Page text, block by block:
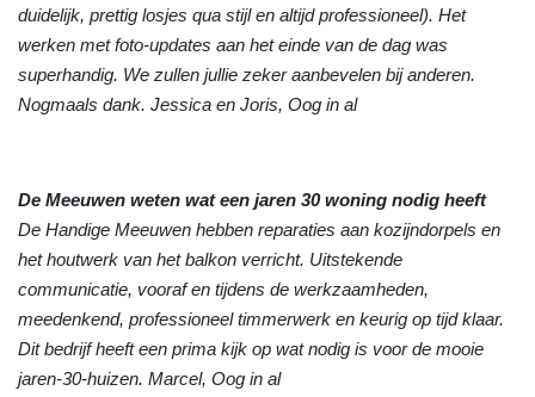
duidelijk, prettig losjes qua stijl en altijd professioneel). Het
werken met foto-updates aan het einde van de dag was
superhandig. We zullen jullie zeker aanbevelen bij anderen.
Nogmaals dank. Jessica en Joris, Oog in al
De Meeuwen weten wat een jaren 30 woning nodig heeft
De Handige Meeuwen hebben reparaties aan kozijndorpels en
het houtwerk van het balkon verricht. Uitstekende
communicatie, vooraf en tijdens de werkzaamheden,
meedenkend, professioneel timmerwerk en keurig op tijd klaar.
Dit bedrijf heeft een prima kijk op wat nodig is voor de mooie
jaren-30-huizen. Marcel, Oog in al